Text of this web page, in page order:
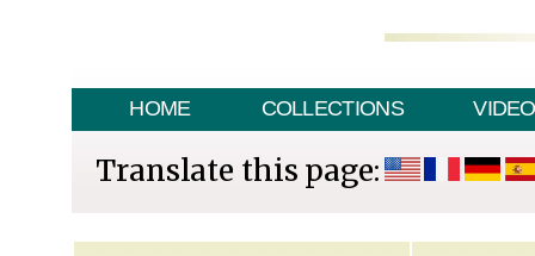
HOME COLLECTIONS VIDEO
Translate this page: